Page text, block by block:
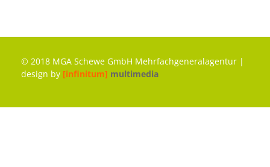
© 2018 MGA Schewe GmbH Mehrfachgeneralagentur |
design by [infinitum] multimedia